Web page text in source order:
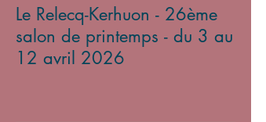
Le Relecq-Kerhuon - 26ème
salon de printemps - du 3 au
12 avril 2026